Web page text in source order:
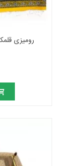
رومیزی